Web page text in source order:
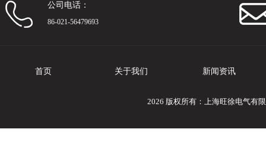
公司电话：
86-021-56479693
首页 关于我们 新闻资讯
2026 版权所有：上海旺徐电气有